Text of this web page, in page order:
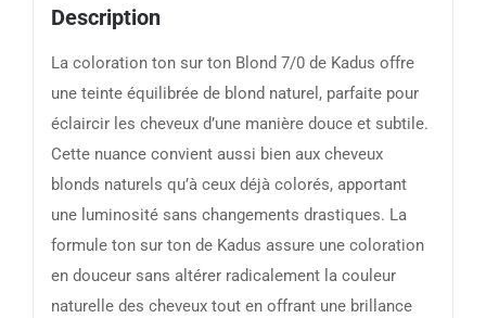
Description
La coloration ton sur ton Blond 7/0 de Kadus offre
une teinte équilibrée de blond naturel, parfaite pour
éclaircir les cheveux d’une manière douce et subtile.
Cette nuance convient aussi bien aux cheveux
blonds naturels qu’à ceux déjà colorés, apportant
une luminosité sans changements drastiques. La
formule ton sur ton de Kadus assure une coloration
en douceur sans altérer radicalement la couleur
naturelle des cheveux tout en offrant une brillance